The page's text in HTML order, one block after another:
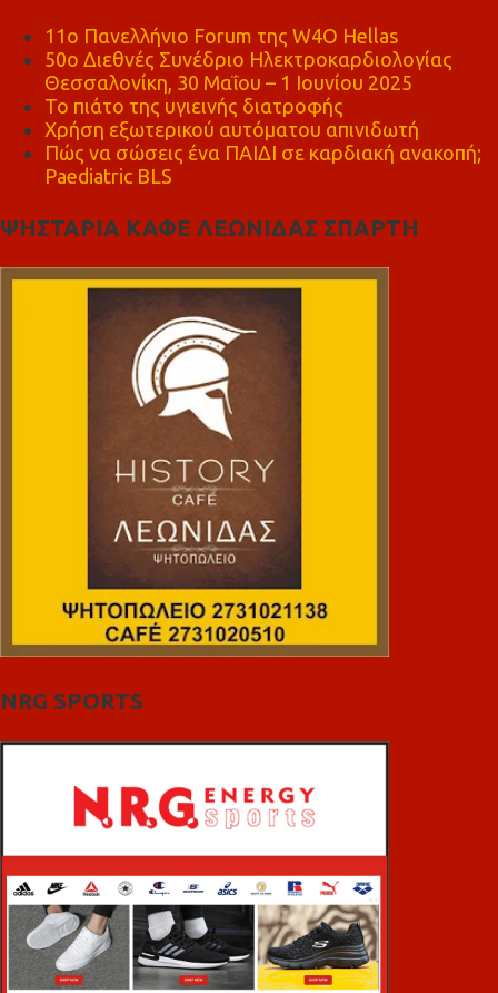
11ο Πανελλήνιο Forum της W4O Hellas
50ο Διεθνές Συνέδριο Ηλεκτροκαρδιολογίας
Θεσσαλονίκη, 30 Μαΐου – 1 Ιουνίου 2025
Το πιάτο της υγιεινής διατροφής
Χρήση εξωτερικού αυτόματου απινιδωτή
Πώς να σώσεις ένα ΠΑΙΔΙ σε καρδιακή ανακοπή;
Paediatric BLS
ΨΗΣΤΑΡΙΑ ΚΑΦΕ ΛΕΩΝΙΔΑΣ ΣΠΑΡΤΗ
NRG SPORTS